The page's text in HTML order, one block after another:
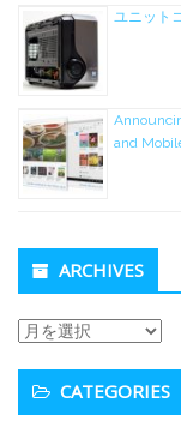
ユニット
and
ARCHIVES
Archives
CATEGORIES